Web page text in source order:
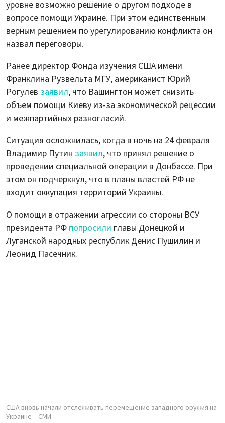
уровне возможно решение о другом подходе в
вопросе помощи Украине. При этом единственным
верным решением по урегулированию конфликта он
назвал переговоры.
Ранее директор Фонда изучения США имени
Франклина Рузвельта МГУ, американист Юрий
Рогулев заявил, что Вашингтон может снизить
объем помощи Киеву из-за экономической рецессии
и межпартийных разногласий.
Ситуация осложнилась, когда в ночь на 24 февраля
Владимир Путин заявил, что принял решение о
проведении специальной операции в Донбассе. При
этом он подчеркнул, что в планы властей РФ не
входит оккупация территорий Украины.
О помощи в отражении агрессии со стороны ВСУ
президента РФ попросили главы Донецкой и
Луганской народных республик Денис Пушилин и
Леонид Пасечник.
США вновь начали отслеживать перемещение западного оружия на
Украине – СМИ